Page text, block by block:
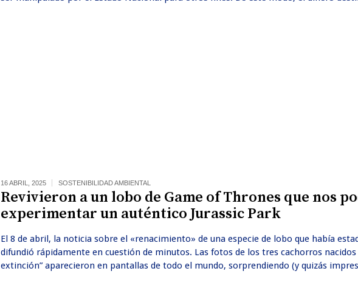
16 ABRIL, 2025 SOSTENIBILIDAD AMBIENTAL
Revivieron a un lobo de Game of Thrones que nos
experimentar un auténtico Jurassic Park
El 8 de abril, la noticia sobre el «renacimiento» de una especie de lobo que había
difundió rápidamente en cuestión de minutos. Las fotos de los tres cachorros nacidos
extinción” aparecieron en pantallas de todo el mundo, sorprendiendo (y quizás